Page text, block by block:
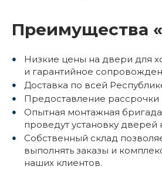
Преимущества
Низкие цены на двери для
и гарантийное
Доставка по всей
Предоставление рассрочки
Опытная монтажная
проведут установку дверей
Собственный склад
выполнять заказы и
наших клиентов.